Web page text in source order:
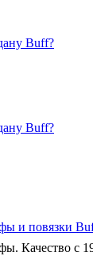
Buff?
Buff?